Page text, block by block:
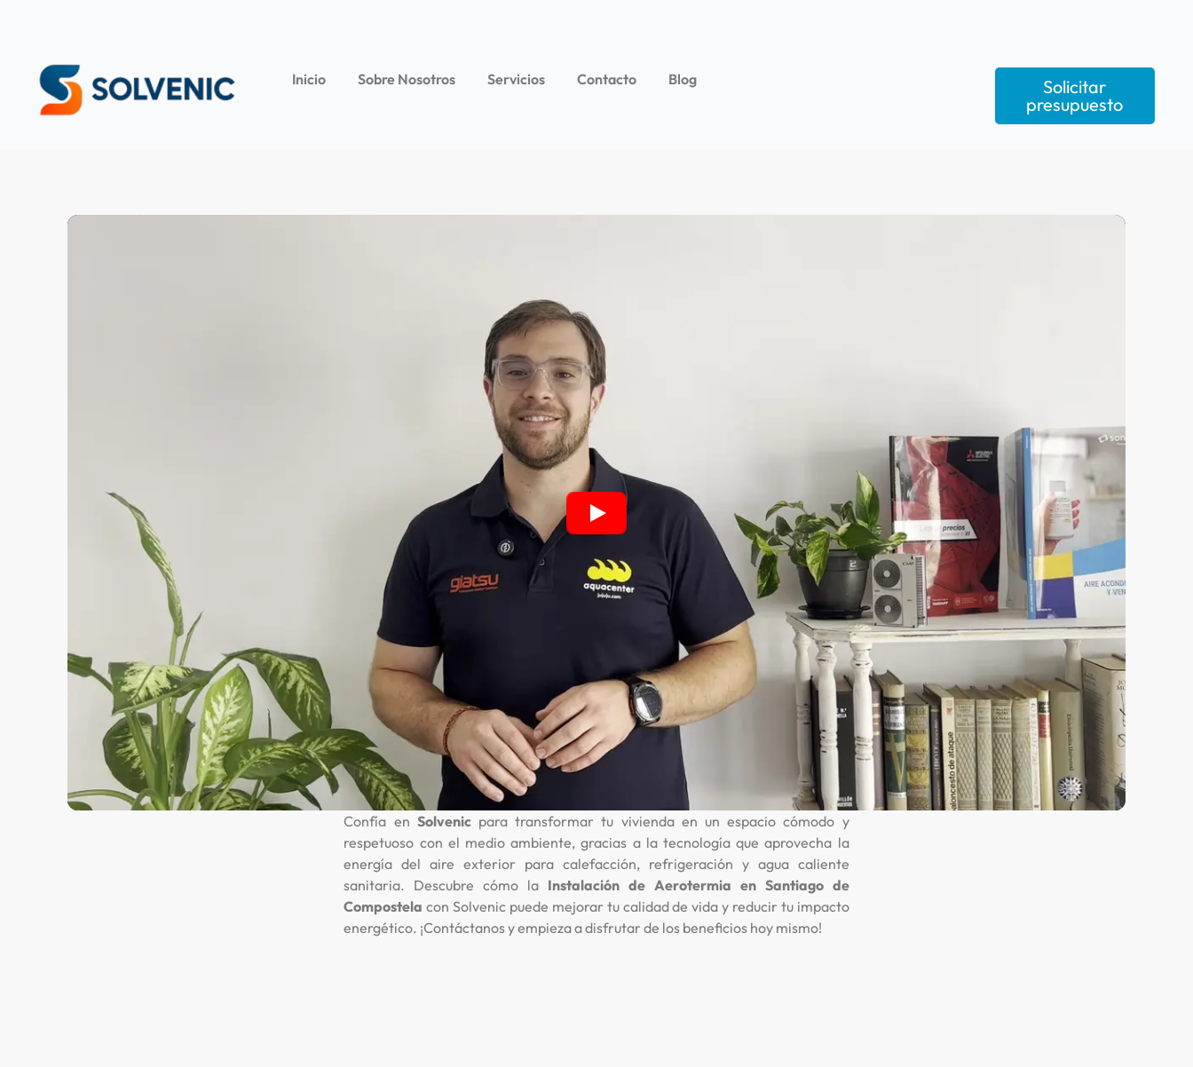
Inicio Sobre Nosotros Servicios Contacto Blog
Solicitar
presupuesto
Confía en Solvenicpara transformar tu vivienda en un espacio cómodo y
respetuoso con el medio ambiente, gracias a la tecnología que aprovecha la
energía del aire exterior para calefacción, refrigeración y agua caliente
sanitaria. Descubre cómo la Instalación de Aerotermia en Santiago de
Compostela con Solvenic puede mejorar tu calidad de vida y reducir tu impacto
energético. ¡Contáctanos y empieza a disfrutar de los beneficios hoy mismo!